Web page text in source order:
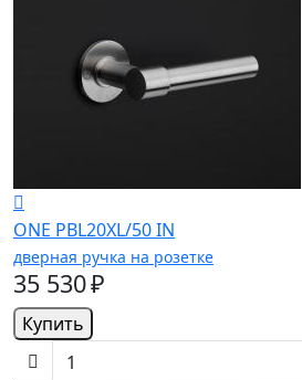
ONE PBL20XL/50 IN
дверная ручка на розетке
35 530 ₽
Купить